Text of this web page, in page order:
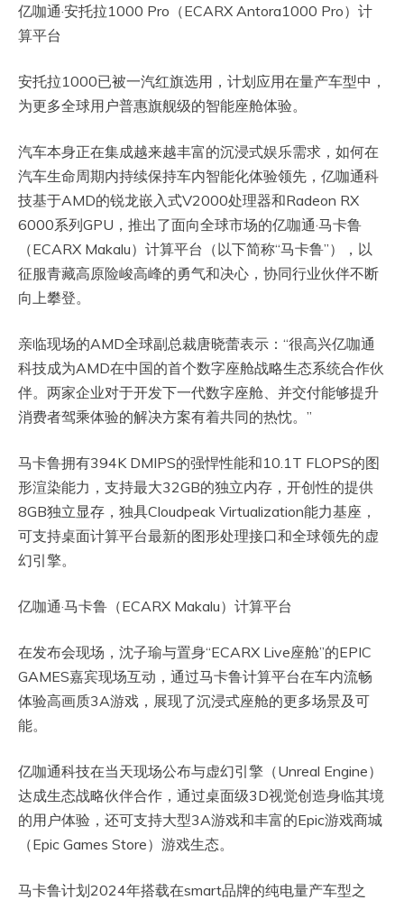
亿咖通·安托拉1000 Pro（ECARX Antora1000 Pro）计
算平台
安托拉1000已被一汽红旗选用，计划应用在量产车型中，
为更多全球用户普惠旗舰级的智能座舱体验。
汽车本身正在集成越来越丰富的沉浸式娱乐需求，如何在
汽车生命周期内持续保持车内智能化体验领先，亿咖通科
技基于AMD的锐龙嵌入式V2000处理器和Radeon RX
6000系列GPU，推出了面向全球市场的亿咖通·马卡鲁
（ECARX Makalu）计算平台（以下简称“马卡鲁”），以
征服青藏高原险峻高峰的勇气和决心，协同行业伙伴不断
向上攀登。
亲临现场的AMD全球副总裁唐晓蕾表示：“很高兴亿咖通
科技成为AMD在中国的首个数字座舱战略生态系统合作伙
伴。两家企业对于开发下一代数字座舱、并交付能够提升
消费者驾乘体验的解决方案有着共同的热忱。”
马卡鲁拥有394K DMIPS的强悍性能和10.1T FLOPS的图
形渲染能力，支持最大32GB的独立内存，开创性的提供
8GB独立显存，独具Cloudpeak Virtualization能力基座，
可支持桌面计算平台最新的图形处理接口和全球领先的虚
幻引擎。
亿咖通·马卡鲁（ECARX Makalu）计算平台
在发布会现场，沈子瑜与置身“ECARX Live座舱”的EPIC
GAMES嘉宾现场互动，通过马卡鲁计算平台在车内流畅
体验高画质3A游戏，展现了沉浸式座舱的更多场景及可
能。
亿咖通科技在当天现场公布与虚幻引擎（Unreal Engine）
达成生态战略伙伴合作，通过桌面级3D视觉创造身临其境
的用户体验，还可支持大型3A游戏和丰富的Epic游戏商城
（Epic Games Store）游戏生态。
马卡鲁计划2024年搭载在smart品牌的纯电量产车型之